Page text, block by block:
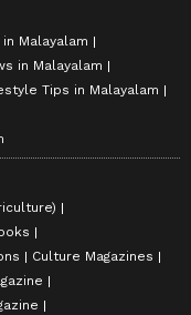
Malayalam
in Malayalam
Tips in Malayalam
Culture Magazines